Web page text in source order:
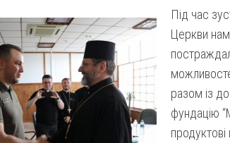
Під час
Церкви
разом із
фундацію
продуктові